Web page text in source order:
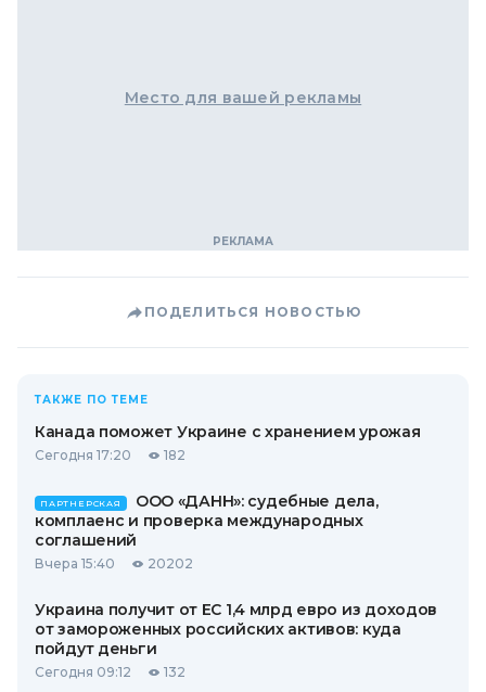
Место для вашей рекламы
ПОДЕЛИТЬСЯ НОВОСТЬЮ
ТАКЖЕ ПО ТЕМЕ
Канада поможет Украине с хранением урожая
Сегодня 17:20 182
ПАРТНЕРСКАЯ
ООО «ДАНН»: судебные дела,
комплаенс и проверка международных
соглашений
Вчера 15:40 20202
Украина получит от ЕС 1,4 млрд евро из доходов
от замороженных российских активов: куда
пойдут деньги
Сегодня 09:12 132